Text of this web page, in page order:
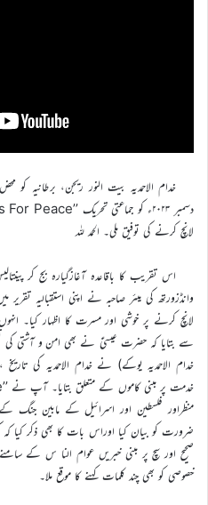
لانچ کرنے کی توفیق ملی۔ الحمد للہ
اس تقریب کا باقاعدہ آغازگیارہ بج کر
لانچ کرنے پر خوشی اور مسرت کا اظہار کیا۔
سے بتایا کہ حضرت عیسیٰؑ نے بھی امن و آشتی کی
خدام الاحمدیہ یوکے) نے خدام الاحمدیہ کی
منظراور فلسطین اور اسرائیل کے مابین
ضرورت کو بیان کیا اوراس بات کا بھی ذکر کیا کہ
صحیح اور سچ پر مبنی خبریں عوام النا س کے
خصوصی کو بھی چند کلمات کہنے کا موقع ملا۔